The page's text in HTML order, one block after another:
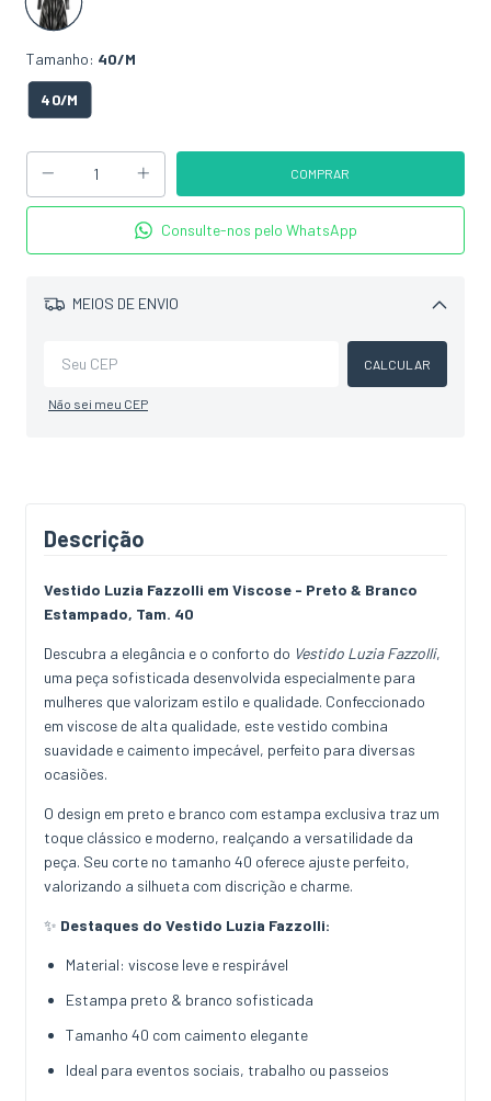
Tamanho: 40/M
40/M
Consulte-nos pelo WhatsApp
MEIOS DE ENVIO
Alterar CEP
CALCULAR
Não sei meu CEP
Descrição
Vestido Luzia Fazzolli em Viscose - Preto & Branco
Estampado, Tam. 40
Descubra a elegância e o conforto do Vestido Luzia Fazzolli,
uma peça sofisticada desenvolvida especialmente para
mulheres que valorizam estilo e qualidade. Confeccionado
em viscose de alta qualidade, este vestido combina
suavidade e caimento impecável, perfeito para diversas
ocasiões.
O design em preto e branco com estampa exclusiva traz um
toque clássico e moderno, realçando a versatilidade da
peça. Seu corte no tamanho 40 oferece ajuste perfeito,
valorizando a silhueta com discrição e charme.
✨ Destaques do Vestido Luzia Fazzolli:
Material: viscose leve e respirável
Estampa preto & branco sofisticada
Tamanho 40 com caimento elegante
Ideal para eventos sociais, trabalho ou passeios